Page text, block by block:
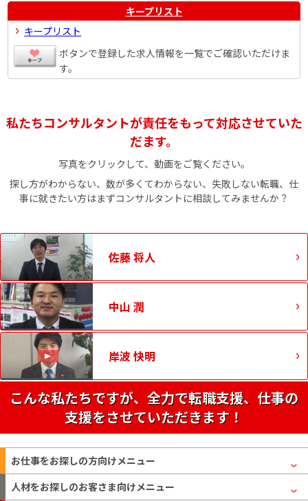
キープリスト
キープリスト
ボタンで登録した求人情報を一覧でご確認いただけま
す。
私たちコンサルタントが責任をもって対応させていた
だます。
写真をクリックして、動画をご覧ください。
探し方がわからない、数が多くてわからない、失敗しない転職、仕
事に就きたい方はまずコンサルタントに相談してみませんか？
佐藤 将人
中山 潤
岸波 快明
こんな私たちですが、全力で転職支援、仕事の
支援をさせていただきます！
お仕事をお探しの方向けメニュー
人材をお探しのお客さま向けメニュー